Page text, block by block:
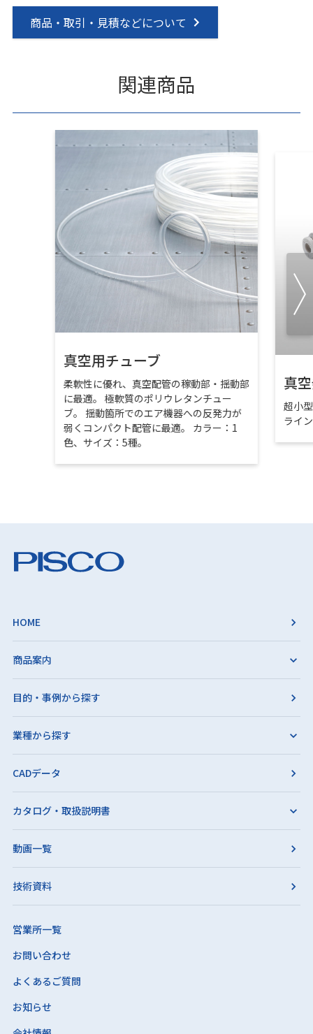
商品・取引・見積などについて
関連商品
真空用チューブ
柔軟性に優れ、真空配管の稼動部・揺動部
に最適。 極軟質のポリウレタンチュー
ブ。 揺動箇所でのエア機器への反発力が
弱くコンパクト配管に最適。 カラー：1
色、サイズ：5種。
真
超小
ライ
HOME
商品案内
目的・事例から探す
業種から探す
CADデータ
カタログ・取扱説明書
動画一覧
技術資料
営業所一覧
お問い合わせ
よくあるご質問
お知らせ